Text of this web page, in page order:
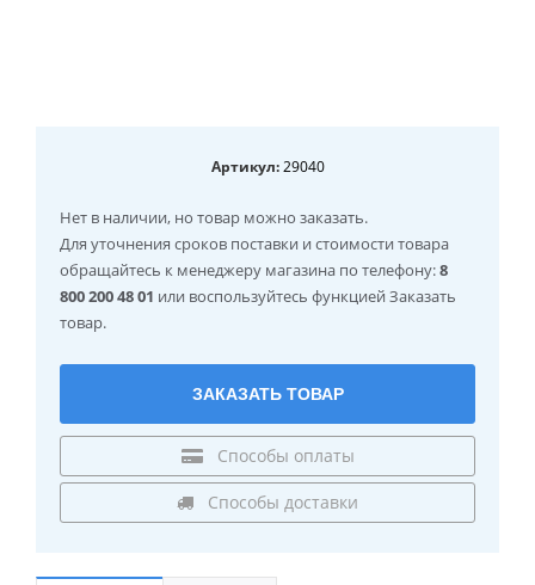
Артикул:29040
Нет в наличии, но товар можно заказать.
Для уточнения сроков поставки и стоимости товара
обращайтесь к менеджеру магазина по телефону:8
800 200 48 01 или воспользуйтесь функцией Заказать
товар.
ЗАКАЗАТЬ ТОВАР
Способы оплаты
Способы доставки